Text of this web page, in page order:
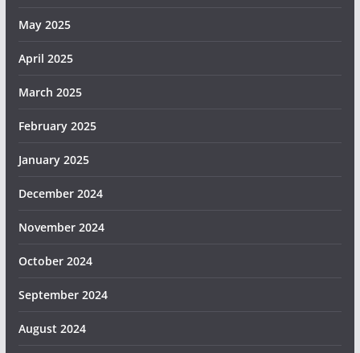
May 2025
April 2025
March 2025
February 2025
January 2025
December 2024
November 2024
October 2024
September 2024
August 2024